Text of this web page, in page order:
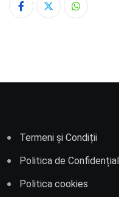
Whatsapp
Termeni și Condiții
Politica de
Politica cookies